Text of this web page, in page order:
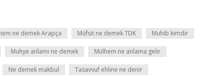
ne demek Arapça Müfsit ne demek TDK Muhib kimdir
Muhye anlamı ne demek Mülhem ne anlama gelir
Ne demek makbul Tasavvuf ehline ne denir